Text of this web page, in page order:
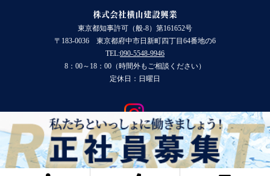
株式会社横山建設興業
東京都知事許可（般-8）第161652号
〒183-0036 東京都府中市日新町四丁目64番地の6
TEL:090-5548-9946
8：00～18：00（時間外もご相談ください）
定休日：日曜日
COPYRIGHT © 株式会社横山建設興業 All rights reserved.